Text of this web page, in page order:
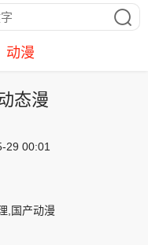
动漫
态漫
29 00:01
,国产动漫